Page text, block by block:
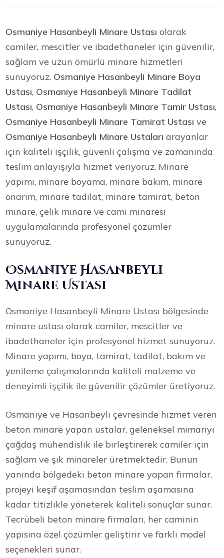
Osmaniye Hasanbeyli Minare Ustası olarak
camiler, mescitler ve ibadethaneler için güvenilir,
sağlam ve uzun ömürlü minare hizmetleri
sunuyoruz. Osmaniye Hasanbeyli Minare Boya
Ustası, Osmaniye Hasanbeyli Minare Tadilat
Ustası, Osmaniye Hasanbeyli Minare Tamir Ustası,
Osmaniye Hasanbeyli Minare Tamirat Ustası ve
Osmaniye Hasanbeyli Minare Ustaları arayanlar
için kaliteli işçilik, güvenli çalışma ve zamanında
teslim anlayışıyla hizmet veriyoruz. Minare
yapımı, minare boyama, minare bakım, minare
onarım, minare tadilat, minare tamirat, beton
minare, çelik minare ve cami minaresi
uygulamalarında profesyonel çözümler
sunuyoruz.
Osmaniye Hasanbeyli
Minare Ustası
Osmaniye Hasanbeyli Minare Ustası bölgesinde
minare ustası olarak camiler, mescitler ve
ibadethaneler için profesyonel hizmet sunuyoruz.
Minare yapımı, boya, tamirat, tadilat, bakım ve
yenileme çalışmalarında kaliteli malzeme ve
deneyimli işçilik ile güvenilir çözümler üretiyoruz.
Osmaniye ve Hasanbeyli çevresinde hizmet veren
beton minare yapan ustalar, geleneksel mimariyi
çağdaş mühendislik ile birleştirerek camiler için
sağlam ve şık minareler üretmektedir. Bunun
yanında bölgedeki beton minare yapan firmalar,
projeyi keşif aşamasından teslim aşamasına
kadar titizlikle yöneterek kaliteli sonuçlar sunar.
Tecrübeli beton minare firmaları, her caminin
yapısına özel çözümler geliştirir ve farklı model
seçenekleri sunar.